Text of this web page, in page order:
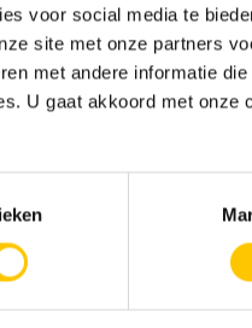
voor social media te
site met onze partners
met andere informatie
U gaat akkoord met onze